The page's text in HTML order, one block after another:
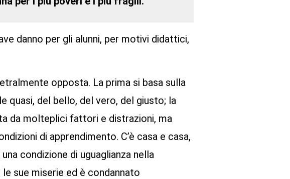
danno per gli alunni, per motivi didattici,
opposta. La prima si basa sulla
quasi, del bello, del vero, del giusto; la
da molteplici fattori e distrazioni, ma
di apprendimento. C’è casa e casa,
condizione di uguaglianza nella
sue miserie ed è condannato